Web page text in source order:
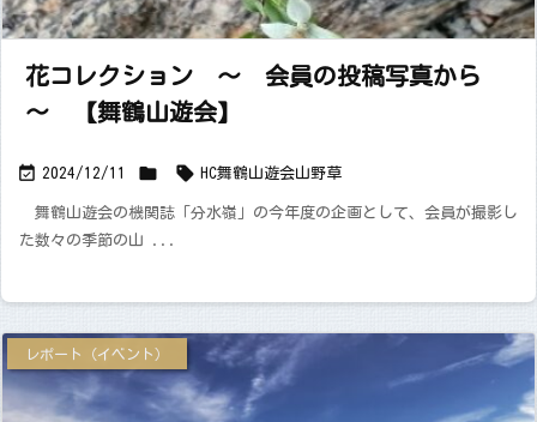
花コレクション ～ 会員の投稿写真から
～ 【舞鶴山遊会】
 2024/12/11   HC舞鶴山遊会山野草
舞鶴山遊会の機関誌「分水嶺」の今年度の企画として、会員が撮影し
た数々の季節の山 ...
レポート（イベント）